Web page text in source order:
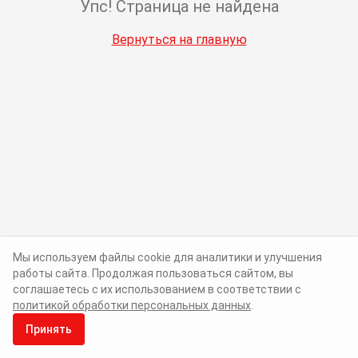
Упс! Страница не найдена
Вернуться на главную
Мы используем файлы cookie для аналитики и улучшения
работы сайта. Продолжая пользоваться сайтом, вы
соглашаетесь с их использованием в соответствии с
политикой обработки персональных данных
Принять